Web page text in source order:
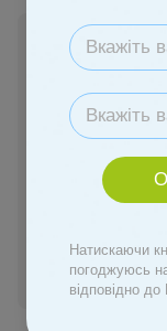
В наявності
23 600
Увійтидля
Натискаючи
погоджуюсь
відповідно до